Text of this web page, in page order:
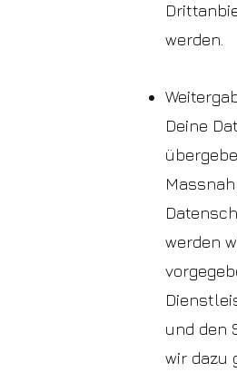
werden.
Deine
werden
und den
wir dazu